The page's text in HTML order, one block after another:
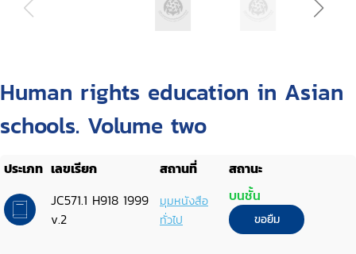
Human rights education in Asian
schools. Volume two
ประเภท เลขเรียก สถานที่
สถานะ
JC571.1 H918 1999
v.2
มุมหนังสือ
ทั่วไป
บนชั้น
ขอยืม